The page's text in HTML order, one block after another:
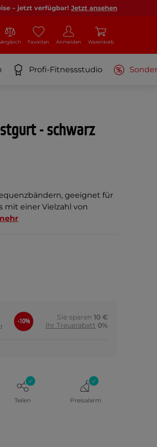
– jetzt verfügbar! Jetzt ansehen
Favoriten Anmelden Warenkorb
Profi-Fitnessstudio
- schwarz
geeignet für
mit einer Vielzahl von
-10% Sie sparen 10 €
Ihr Treuerabatt 0%
Teilen Preisalarm